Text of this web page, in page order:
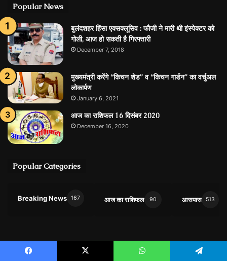
Popular News
बुलंदशहर हिंसा एक्सक्लूसिव : फौजी ने मारी थी इंस्पेक्टर को
गोली, आज हो सकती है गिरफ्तारी
December 7, 2018
मुख्यमंत्री करेंगे “किचन शेड” व “किचन गार्डन” का वर्चुअल
लोकार्पण
January 6, 2021
आज का राशिफल 16 दिसंबर 2020
December 16, 2020
Popular Categories
Breaking News 167 आज का राशिफल 90 आसपास 513
0 9